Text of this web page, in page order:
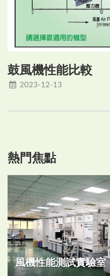
鼓風機性能比較
2023-12-13
熱門焦點
風機性能測試實驗室